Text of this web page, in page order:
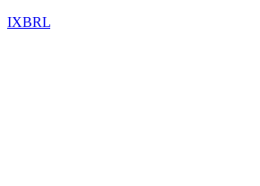
IXBRL